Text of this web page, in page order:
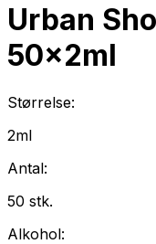
Urban
50x2ml
Størrelse:
2ml
Antal:
50 stk.
Alkohol: